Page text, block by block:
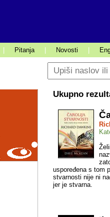
Pitanja Novosti
Ukupno
uspoređena s tom
stvarnosti nije ni
jer je stvarna.